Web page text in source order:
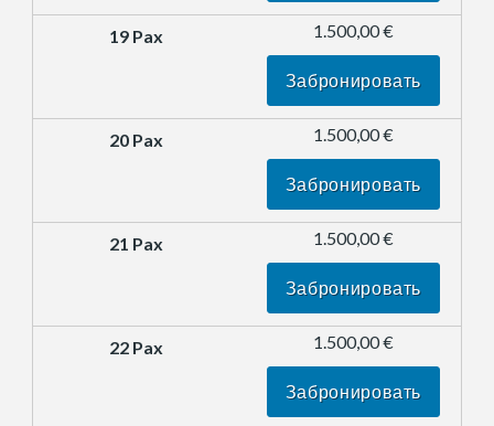
1.500,00 €
Забронировать
1.500,00 €
Забронировать
1.500,00 €
Забронировать
1.500,00 €
Забронировать